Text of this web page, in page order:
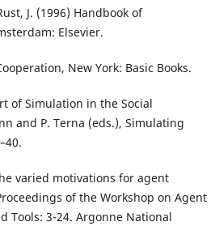
J. (1996) Handbook of
Elsevier.
New York: Basic Books.
of Simulation in the Social
and P. Terna (eds.), Simulating
varied motivations for agent
of the Workshop on Agent
Tools: 3-24. Argonne National